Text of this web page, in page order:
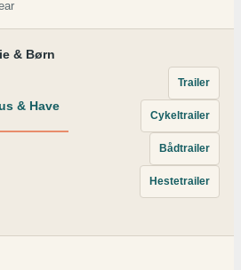
& Børn
& Have
Trailer
Cykeltrailer
Bådtrailer
Hestetrailer